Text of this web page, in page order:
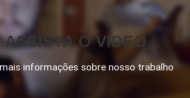
ASSISTA O VIDEO
informações sobre nosso trabalho